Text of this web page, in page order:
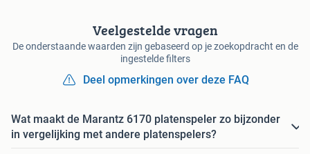
Veelgestelde vragen
De onderstaande waarden zijn gebaseerd op je zoekopdracht en de
ingestelde filters
Deel opmerkingen over deze FAQ
Wat maakt de Marantz 6170 platenspeler zo bijzonder
in vergelijking met andere platenspelers?